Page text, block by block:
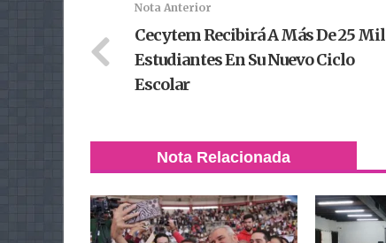
Nota Anterior
Cecytem Recibirá A Más De 25 Mil
Estudiantes En Su Nuevo Ciclo
Escolar
Nota Relacionada